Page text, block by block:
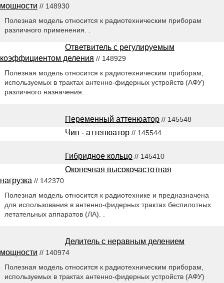
мощности // 148930
Полезная модель относится к радиотехническим приборам
различного применения. .
Ответвитель с регулируемым
коэффициентом деления // 148929
Полезная модель относится к радиотехническим приборам,
используемых в трактах антенно-фидерных устройств (АФУ)
различного назначения. .
Переменный аттенюатор // 145548
Чип - аттенюатор // 145544
Гибридное кольцо // 145410
Оконечная высокочастотная
нагрузка // 142370
Полезная модель относится к радиотехнике и предназначена
для использования в антенно-фидерных трактах беспилотных
летательных аппаратов (ЛА). .
Делитель с неравным делением
мощности // 140974
Полезная модель относится к радиотехническим приборам,
используемых в трактах антенно-фидерных устройств (АФУ)